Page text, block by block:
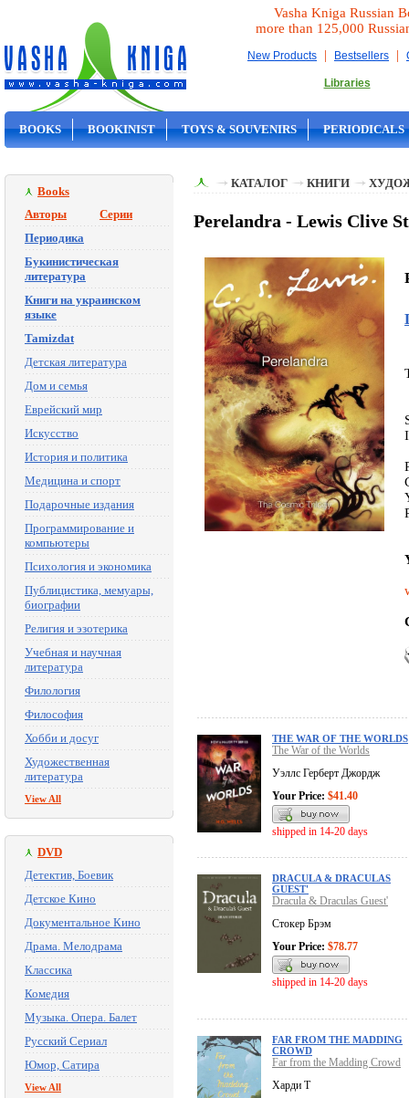
Vasha Kniga Russian
more than 125,000
New Products | Bestsellers |
Libraries
BOOKS BOOKINIST TOYS & SOUVENIRS PERIODICALS
Books
Авторы
Серии
Периодика
Букинистическая
литература
Книги на украинском
языке
Tamizdat
Детская литература
Дом и семья
Еврейский мир
Искусство
История и политика
Медицина и спорт
Подарочные издания
Программирование и
компьютеры
Психология и экономика
Публицистика, мемуары,
биографии
Религия и эзотерика
Учебная и научная
литература
Филология
Философия
Хобби и досуг
Художественная
литература
View All
DVD
Детектив, Боевик
Детское Кино
Документальное Кино
Драма. Мелодрама
Классика
Комедия
Музыка. Опера. Балет
Русский Сериал
Юмор, Сатира
View All
КАТАЛОГ КНИГИ
Perelandra - Lewis Clive
THE WAR OF THE WORLDS
The War of the Worlds
Уэллс Герберт Джордж
Your Price: $41.40
shipped in 14-20 days
DRACULA & DRACULAS
GUEST'
Dracula & Draculas Guest'
Стокер Брэм
Your Price: $78.77
shipped in 14-20 days
FAR FROM THE MADDING
CROWD
Far from the Madding Crowd
Харди Т